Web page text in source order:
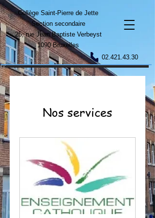
Collège Saint-Pierre de Jette
Section secondaire
25, rue Jean Baptiste Verbeyst
1090 Bruxelles
02.421.43.30
Nos services